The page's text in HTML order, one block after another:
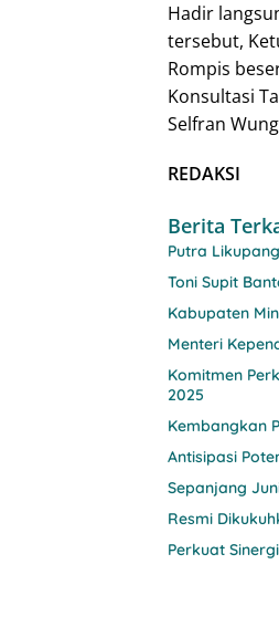
Hadir
tersebut,
Rompis
Konsultasi
Selfran
REDAKSI
Berita
Putra
Toni Supit
Kabupaten
Menteri
Komitmen
2025
Kembangkan
Antisipasi
Sepanjang
Resmi
Perkuat